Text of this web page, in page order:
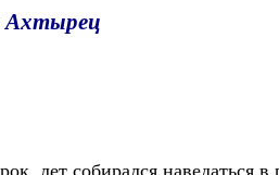
Ахтырец
собирался наведаться в